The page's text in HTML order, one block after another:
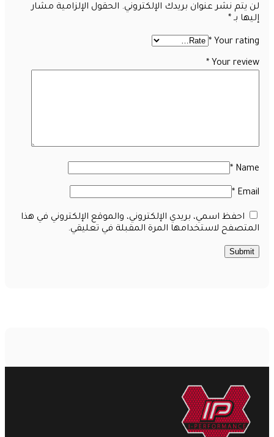
لن يتم نشر عنوان بريدك الإلكتروني. الحقول الإلزامية مشار
إليها بـ *
Your rating
*
Your review
*
Name
*
Email
*
احفظ اسمي، بريدي الإلكتروني، والموقع الإلكتروني في هذا
المتصفح لاستخدامها المرة المقبلة في تعليقي.